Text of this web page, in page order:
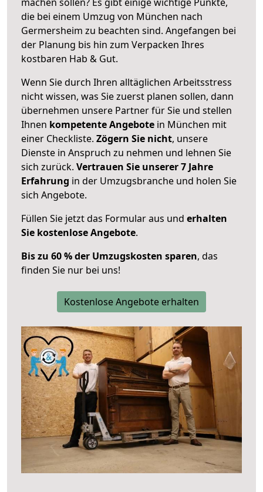
die bei einem Umzug von München nach
Germersheim zu beachten sind. Angefangen bei
der Planung bis hin zum Verpacken Ihres
kostbaren Hab & Gut.
Wenn Sie durch Ihren alltäglichen Arbeitsstress
nicht wissen, was Sie zuerst planen sollen, dann
übernehmen unsere Partner für Sie und stellen
Ihnen kompetente Angebote in München mit
einer Checkliste. Zögern Sie nicht, unsere
Dienste in Anspruch zu nehmen und lehnen Sie
sich zurück. Vertrauen Sie unserer 7 Jahre
Erfahrung in der Umzugsbranche und holen Sie
sich Angebote.
Füllen Sie jetzt das Formular aus und erhalten
Sie kostenlose Angebote.
Bis zu 60 % der Umzugskosten sparen, das
finden Sie nur bei uns!
Kostenlose Angebote erhalten